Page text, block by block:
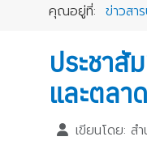
คุณอยู่ที่:ข่าวสา
ประชาสั
และตลา
เขียนโดย: ส